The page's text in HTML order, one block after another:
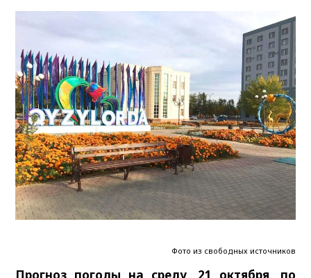
Фото из свободных источников
Прогноз погоды на среду, 21 октября, по